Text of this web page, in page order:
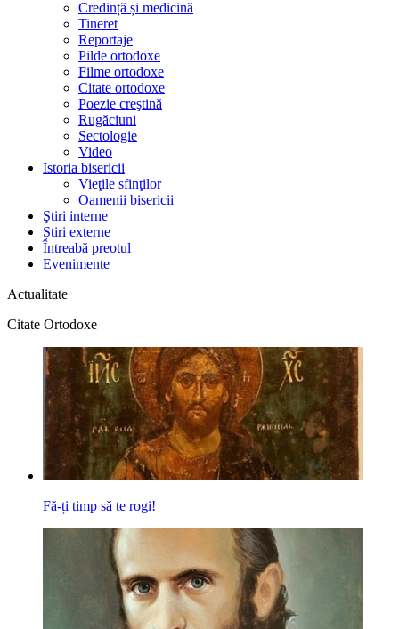
Credință și medicină
Tineret
Reportaje
Pilde ortodoxe
Filme ortodoxe
Citate ortodoxe
Poezie creştină
Rugăciuni
Sectologie
Video
Istoria bisericii
Vieţile sfinţilor
Oamenii bisericii
Ştiri interne
Știri externe
Întreabă preotul
Evenimente
Actualitate
Citate Ortodoxe
Fă-ți timp să te rogi!